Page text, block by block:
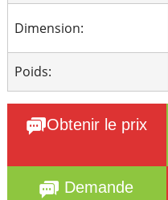
Dimension:
Poids:
Obtenir le prix
Demande